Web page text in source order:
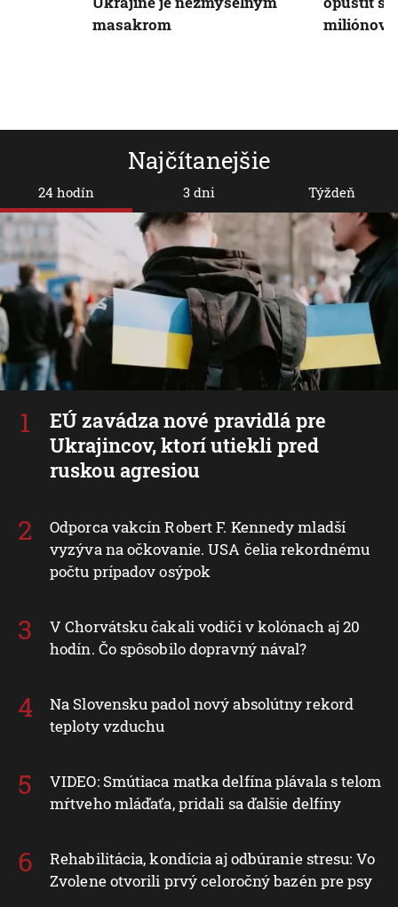
Najčítanejšie
24 hodín
EÚ zavádza nové pravidlá pre
Ukrajincov, ktorí utiekli pred
ruskou agresiou
Odporca vakcín Robert F. Kennedy mladší
vyzýva na očkovanie. USA čelia rekordnému
počtu prípadov osýpok
V Chorvátsku čakali vodiči v kolónach aj 20
hodín. Čo spôsobilo dopravný nával?
Na Slovensku padol nový absolútny rekord
teploty vzduchu
VIDEO: Smútiaca matka delfína plávala s telom
mŕtveho mláďaťa, pridali sa ďalšie delfíny
Rehabilitácia, kondícia aj odbúranie stresu: Vo
Zvolene otvorili prvý celoročný bazén pre psy
3 dni Týždeň
masakrom
miliónov